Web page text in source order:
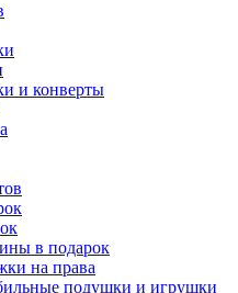
и конверты
в подарок
на права
подушки и игрушки